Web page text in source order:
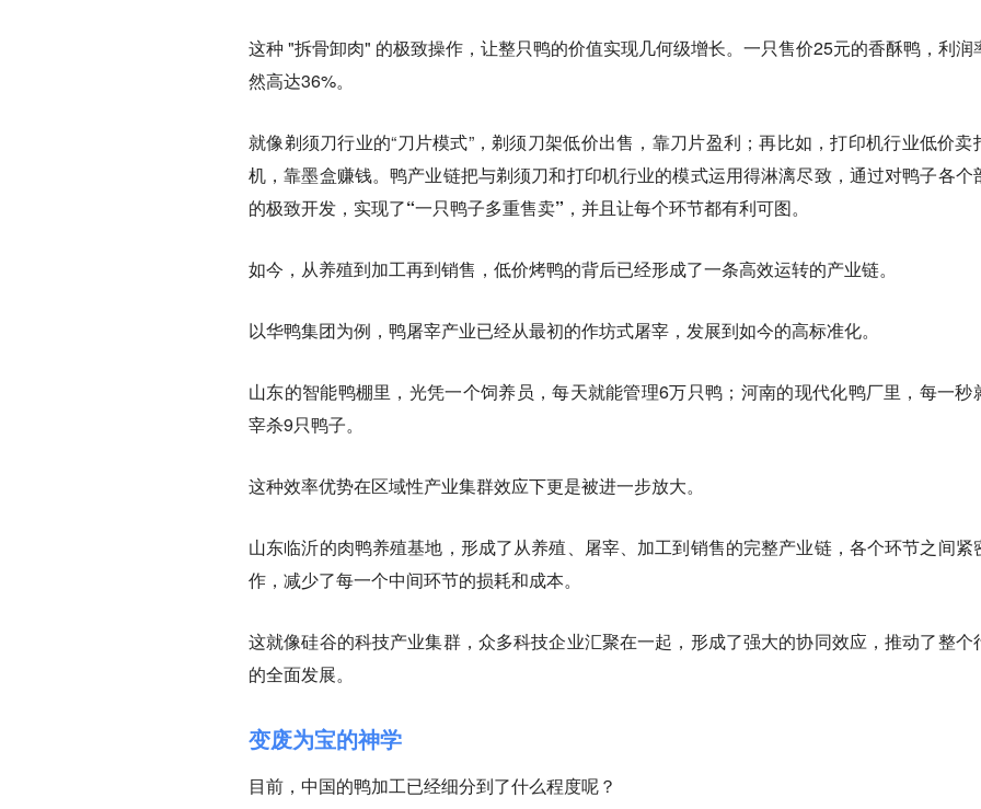
这种 "拆骨卸肉" 的极致操作，让整只鸭的价值实现几何级增长。一只售价25元的香酥鸭，利润
然高达36%。
就像剃须刀行业的“刀片模式”，剃须刀架低价出售，靠刀片盈利；再比如，打印机行业低价卖
机，靠墨盒赚钱。鸭产业链把与剃须刀和打印机行业的模式运用得淋漓尽致，通过对鸭子各个
的极致开发，实现了“一只鸭子多重售卖”，并且让每个环节都有利可图。
如今，从养殖到加工再到销售，低价烤鸭的背后已经形成了一条高效运转的产业链。
以华鸭集团为例，鸭屠宰产业已经从最初的作坊式屠宰，发展到如今的高标准化。
山东的智能鸭棚里，光凭一个饲养员，每天就能管理6万只鸭；河南的现代化鸭厂里，每一秒
宰杀9只鸭子。
这种效率优势在区域性产业集群效应下更是被进一步放大。
山东临沂的肉鸭养殖基地，形成了从养殖、屠宰、加工到销售的完整产业链，各个环节之间紧
作，减少了每一个中间环节的损耗和成本。
这就像硅谷的科技产业集群，众多科技企业汇聚在一起，形成了强大的协同效应，推动了整个
的全面发展。
变废为宝的神学
目前，中国的鸭加工已经细分到了什么程度呢？